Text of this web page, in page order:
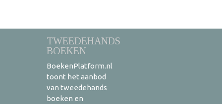
TWEEDEHANDS
BOEKEN
BoekenPlatform.nl
toont het aanbod
van tweedehands
boeken en